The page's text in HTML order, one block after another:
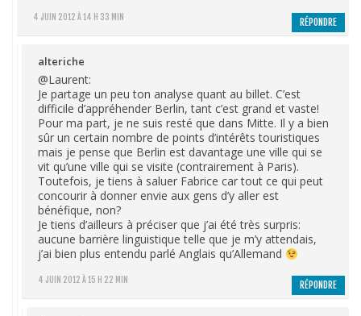
4 JUIN 2012 À 14 H 33 MIN RÉPONDRE
alteriche
4 JUIN 2012 À 15 H 22 MIN
@Laurent:
Je partage un peu ton analyse quant au billet. C’est
difficile d’appréhender Berlin, tant c’est grand et vaste!
Pour ma part, je ne suis resté que dans Mitte. Il y a bien
sûr un certain nombre de points d’intérêts touristiques
mais je pense que Berlin est davantage une ville qui se
vit qu’une ville qui se visite (contrairement à Paris).
Toutefois, je tiens à saluer Fabrice car tout ce qui peut
concourir à donner envie aux gens d’y aller est
bénéfique, non?
Je tiens d’ailleurs à préciser que j’ai été très surpris:
aucune barrière linguistique telle que je m’y attendais,
j’ai bien plus entendu parlé Anglais qu’Allemand
RÉPONDRE